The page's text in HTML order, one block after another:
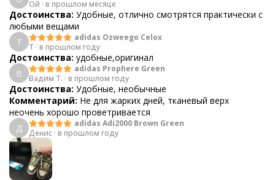
Ой · в прошлом месяце
Достоинства: Удобные, отлично смотрятся практически с
любыми вещами
T
adidas Ozweego Celox
T · в прошлом году
Достоинства: удобные,оригинал
В
adidas Prophere Green
Вадим Т. · в прошлом году
Достоинства: Удобные, необычные
Комментарий: Не для жарких дней, тканевый верх
неочень хорошо проветривается
Д
adidas Adi2000 Brown Green
Денис · в прошлом году